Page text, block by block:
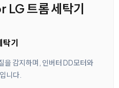
트롬 세탁기
기
을 감지하며, 인버터 DD모터와
니다.